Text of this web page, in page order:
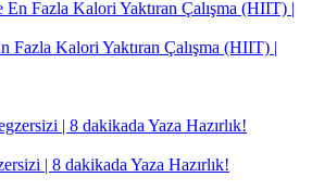
Fazla Kalori Yaktıran Çalışma (HIIT) |
| 8 dakikada Yaza Hazırlık!